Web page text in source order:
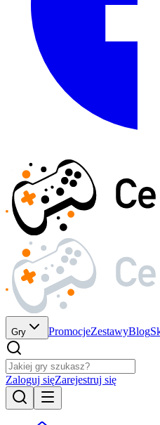
Gry PromocjeZestawyBlog
Zaloguj sięZarejestruj się